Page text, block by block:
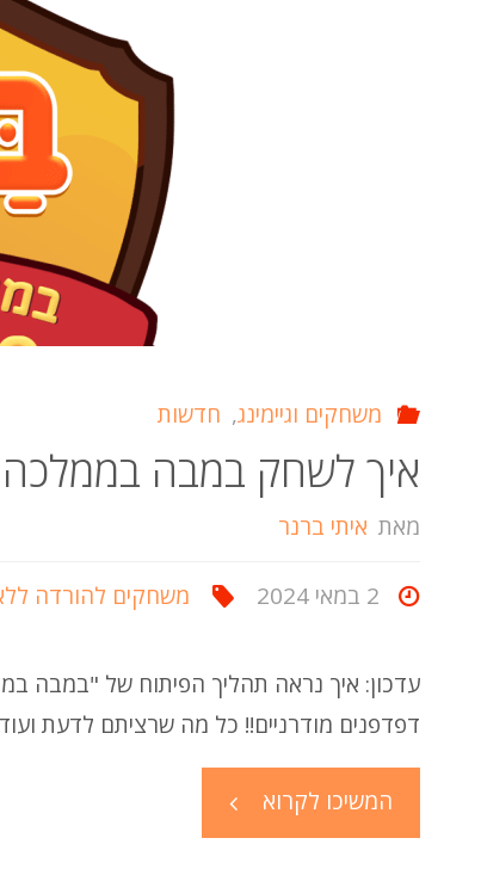
משחקים וגיימינג, חדשות
איך לשחק במבה בממלכה
מאת איתי ברנר
2 במאי 2024 משחקים להורדה
דפדפנים מודרניים!! כל מה שרציתם לדעת
המשיכו לקרוא"איך